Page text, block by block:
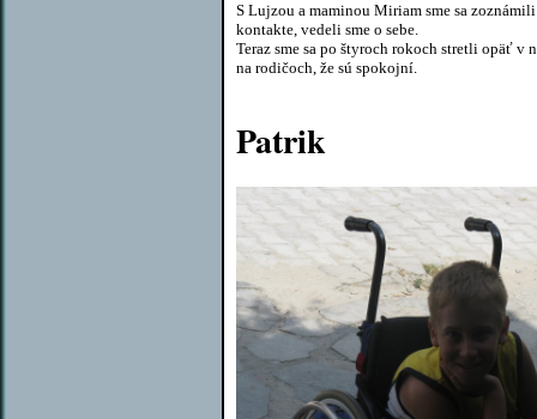
S Lujzou a maminou Miriam sme sa
kontakte, vedeli sme o sebe.
Teraz sme sa po štyroch rokoch stretli opäť
na rodičoch, že sú spokojní.
Patrik